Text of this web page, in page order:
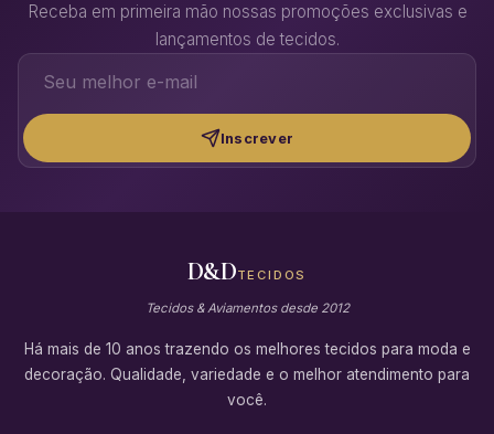
Receba em primeira mão nossas promoções exclusivas e
lançamentos de tecidos.
Inscrever
D&DTECIDOS
Tecidos & Aviamentos desde 2012
Há mais de 10 anos trazendo os melhores tecidos para moda e
decoração. Qualidade, variedade e o melhor atendimento para
você.